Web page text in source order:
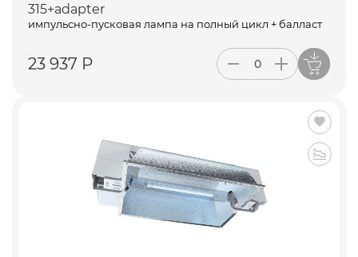
315+adapter
импульсно-пусковая лампа на полный цикл + балласт
23 937 Р